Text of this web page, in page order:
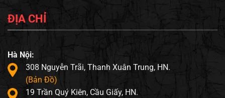
ĐỊA CHỈ
Hà Nội:
308 Nguyễn Trãi, Thanh Xuân Trung, HN.
(Bản Đồ)
19 Trần Quý Kiên, Cầu Giấy, HN.